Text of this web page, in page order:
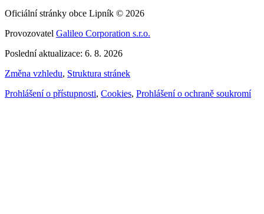
Oficiální stránky obce Lipník © 2026
Provozovatel Galileo Corporation s.r.o.
Poslední aktualizace: 6. 8. 2026
Změna vzhledu, Struktura stránek
Prohlášení o přístupnosti, Cookies, Prohlášení o ochraně soukromí